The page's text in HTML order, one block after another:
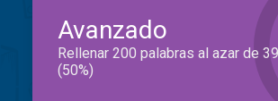
Avanzado
Rellenar 200 palabras al azar de
(50%)